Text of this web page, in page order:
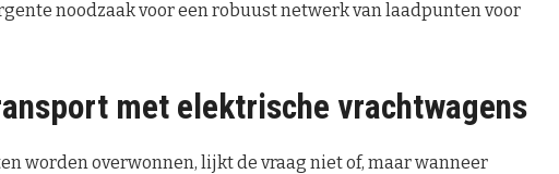
noodzaak voor een robuust netwerk van laadpunten voor
met elektrische vrachtwagens
worden overwonnen, lijkt de vraag niet of, maar wanneer